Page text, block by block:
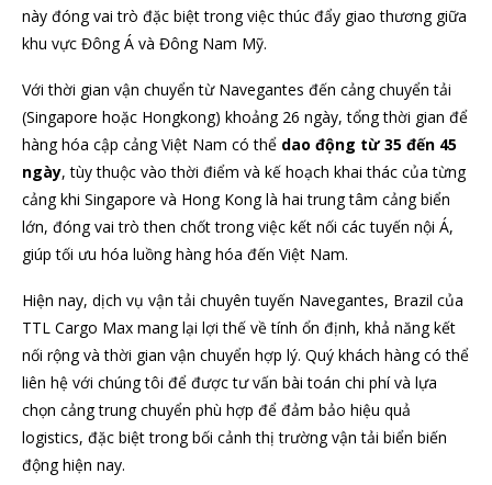
này đóng vai trò đặc biệt trong việc thúc đẩy giao thương giữa
khu vực Đông Á và Đông Nam Mỹ.
Với thời gian vận chuyển từ Navegantes đến cảng chuyển tải
(Singapore hoặc Hongkong) khoảng 26 ngày, tổng thời gian để
hàng hóa cập cảng Việt Nam có thể dao động từ 35 đến 45
ngày, tùy thuộc vào thời điểm và kế hoạch khai thác của từng
cảng khi Singapore và Hong Kong là hai trung tâm cảng biển
lớn, đóng vai trò then chốt trong việc kết nối các tuyến nội Á,
giúp tối ưu hóa luồng hàng hóa đến Việt Nam.
Hiện nay, dịch vụ vận tải chuyên tuyến Navegantes, Brazil của
TTL Cargo Max mang lại lợi thế về tính ổn định, khả năng kết
nối rộng và thời gian vận chuyển hợp lý. Quý khách hàng có thể
liên hệ với chúng tôi để được tư vấn bài toán chi phí và lựa
chọn cảng trung chuyển phù hợp để đảm bảo hiệu quả
logistics, đặc biệt trong bối cảnh thị trường vận tải biển biến
động hiện nay.